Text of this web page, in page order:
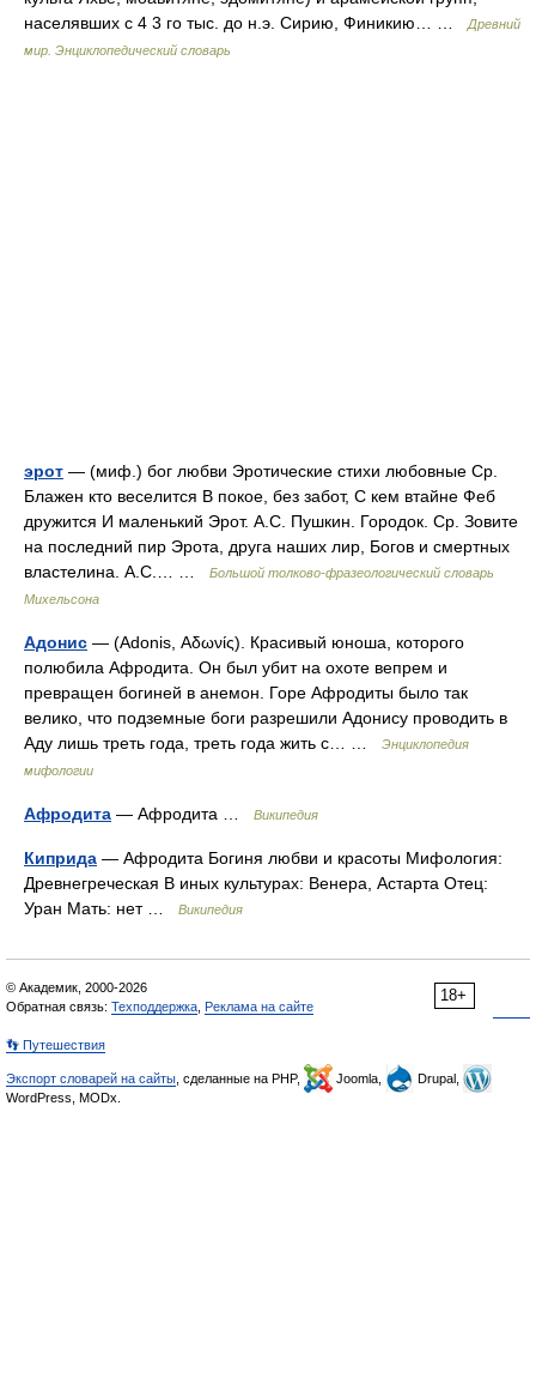
населявших с 4 3 го тыс. до н.э. Сирию, Финикию… …
Древний
мир. Энциклопедический словарь
эрот — (миф.) бог любви Эротические стихи любовные Ср.
Блажен кто веселится В покое, без забот, С кем втайне Феб
дружится И маленький Эрот. А.С. Пушкин. Городок. Ср. Зовите
на последний пир Эрота, друга наших лир, Богов и смертных
властелина. А.С.… …
Большой толково-фразеологический словарь
Михельсона
Адонис — (Adonis, Αδωνίς). Красивый юноша, которого
полюбила Афродита. Он был убит на охоте вепрем и
превращен богиней в анемон. Горе Афродиты было так
велико, что подземные боги разрешили Адонису проводить в
Аду лишь треть года, треть года жить с… …
Энциклопедия
мифологии
Афродита — Афродита … Википедия
Киприда — Афродита Богиня любви и красоты Мифология:
Древнегреческая В иных культурах: Венера, Астарта Отец:
Уран Мать: нет …
Википедия
18+
© Академик, 2000-2026
Обратная связь: Техподдержка Реклама на сайте
👣 Путешествия
Экспорт словарей на сайты , сделанные на PHP, Joomla,
Drupal,
WordPress, MODx.